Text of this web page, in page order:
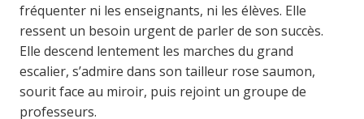
fréquenter ni les enseignants, ni les élèves. Elle
ressent un besoin urgent de parler de son succès.
Elle descend lentement les marches du grand
escalier, s’admire dans son tailleur rose saumon,
sourit face au miroir, puis rejoint un groupe de
professeurs.